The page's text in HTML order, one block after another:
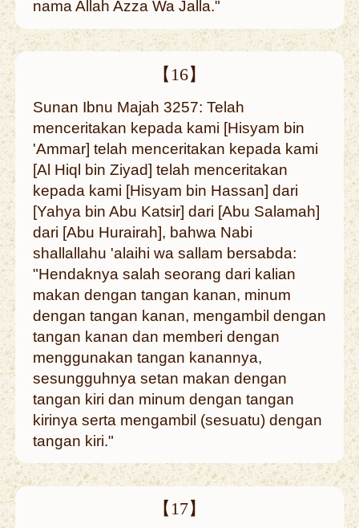
nama Allah Azza Wa Jalla."
【16】
Sunan Ibnu Majah 3257: Telah
menceritakan kepada kami [Hisyam bin
'Ammar] telah menceritakan kepada kami
[Al Hiql bin Ziyad] telah menceritakan
kepada kami [Hisyam bin Hassan] dari
[Yahya bin Abu Katsir] dari [Abu Salamah]
dari [Abu Hurairah], bahwa Nabi
shallallahu 'alaihi wa sallam bersabda:
"Hendaknya salah seorang dari kalian
makan dengan tangan kanan, minum
dengan tangan kanan, mengambil dengan
tangan kanan dan memberi dengan
menggunakan tangan kanannya,
sesungguhnya setan makan dengan
tangan kiri dan minum dengan tangan
kirinya serta mengambil (sesuatu) dengan
tangan kiri."
【17】